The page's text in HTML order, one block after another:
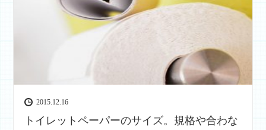
2015.12.16
トイレットペーパーのサイズ。規格や合わな